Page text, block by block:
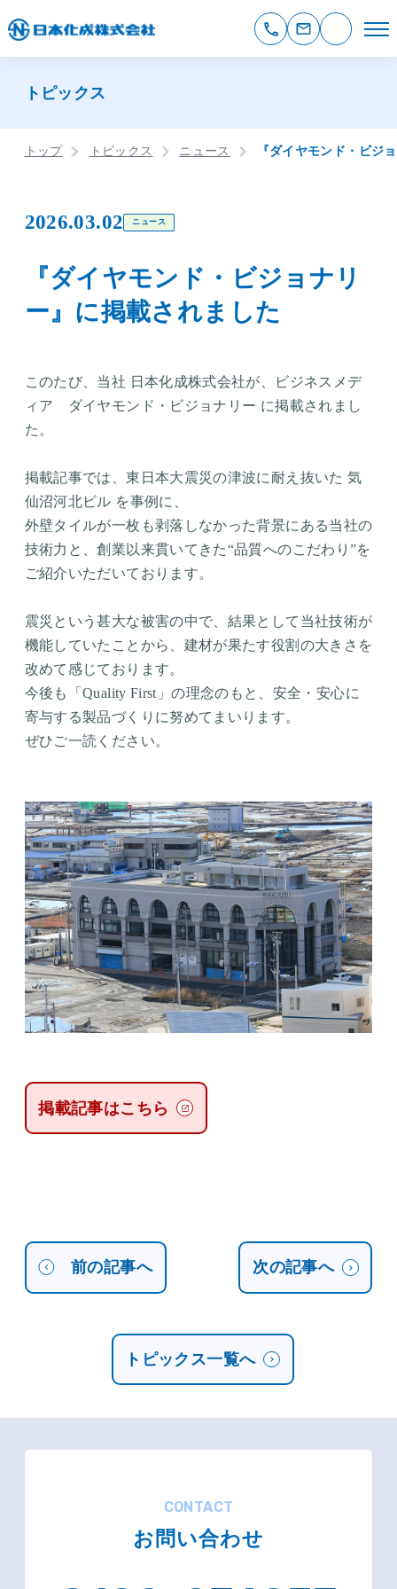
トピックス
トップ トピックス ニュース 『ダイヤモンド・ビジ
2026.03.02 ニュース
『ダイヤモンド・ビジョナリ
ー』に掲載されました
このたび、当社 日本化成株式会社が、ビジネスメデ
ィア ダイヤモンド・ビジョナリー に掲載されまし
た。
掲載記事では、東日本大震災の津波に耐え抜いた 気
仙沼河北ビル を事例に、
外壁タイルが一枚も剥落しなかった背景にある当社の
技術力と、創業以来貫いてきた“品質へのこだわり”を
ご紹介いただいております。
震災という甚大な被害の中で、結果として当社技術が
機能していたことから、建材が果たす役割の大きさを
改めて感じております。
今後も「Quality First」の理念のもと、安全・安心に
寄与する製品づくりに努めてまいります。
ぜひご一読ください。
掲載記事はこちら
前の記事へ
トピックス一覧へ
次の記事へ
CONTACT
お問い合わせ